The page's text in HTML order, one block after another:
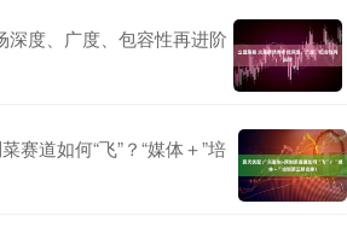
深度、广度、包容性再进阶
赛道如何“飞”？“媒体＋”培